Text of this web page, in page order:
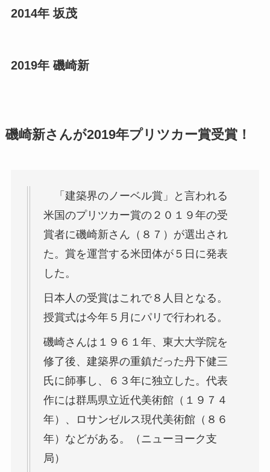
2014年 坂茂
2019年 磯崎新
磯崎新さんが2019年プリツカー賞受賞！
「建築界のノーベル賞」と言われる
米国のプリツカー賞の２０１９年の受
賞者に磯崎新さん（８７）が選出され
た。賞を運営する米団体が５日に発表
した。
日本人の受賞はこれで８人目となる。
授賞式は今年５月にパリで行われる。
磯崎さんは１９６１年、東大大学院を
修了後、建築界の重鎮だった丹下健三
氏に師事し、６３年に独立した。代表
作には群馬県立近代美術館（１９７４
年）、ロサンゼルス現代美術館（８６
年）などがある。（ニューヨーク支
局）